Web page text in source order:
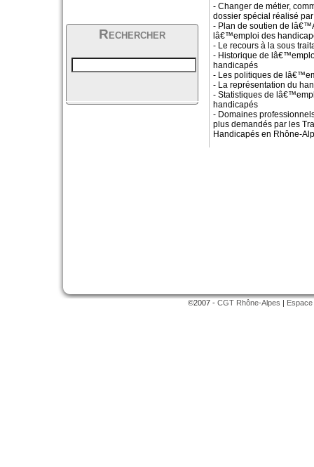
Rechercher
- Changer de métier,
dossier spécial réalisé
- Plan de soutien de
lâ€™emploi des
- Le recours à la sous
- Historique de
handicapés
- Les politiques de
- La représentation du
- Statistiques de
handicapés
- Domaines
plus demandés par les
Handicapés en Rhône-
©2007 - CGT Rhône-Alpes |